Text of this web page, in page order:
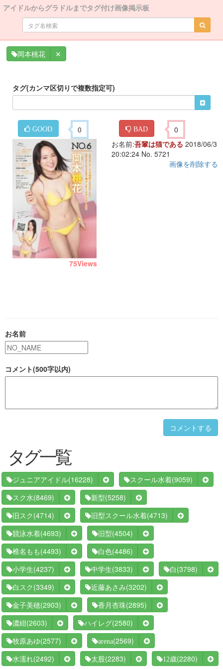
アイドルからグラドルまでタグ付け画像掲示板
岡本桃花 ✕
タグ(カンマ区切りで複数指定可)
GOOD 0 BAD 0
75Views
お名前:吾輩は猫である 2018/06/3
20:02:24 No. 5721
画像を削除する
お名前
コメント(500字以内)
コメントする
タグ一覧
ジュニアアイドル(16228) スクール水着(9059)
スク水(8469) 新型(5258)
旧スク (4714) 旧型スクール水着(4713)
競泳水着(4693) 旧型(4504)
椎名もも (4493) 白色 (4486)
小学生(4237) 中学生(3833) 白 (3798)
白スク (3349) 近藤あさみ(3202)
金子美穂(2903) 香月杏珠(2895)
濃紺(2603) ハイレグ(2580)
牧原あゆ(2577) arena(2569)
水濡れ (2492) 太股(2283) 12歳(2280)